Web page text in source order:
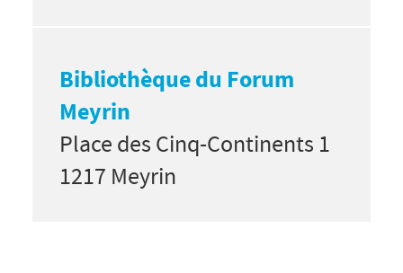
Bibliothèque du Forum
Meyrin
Place des Cinq-Continents 1
1217 Meyrin